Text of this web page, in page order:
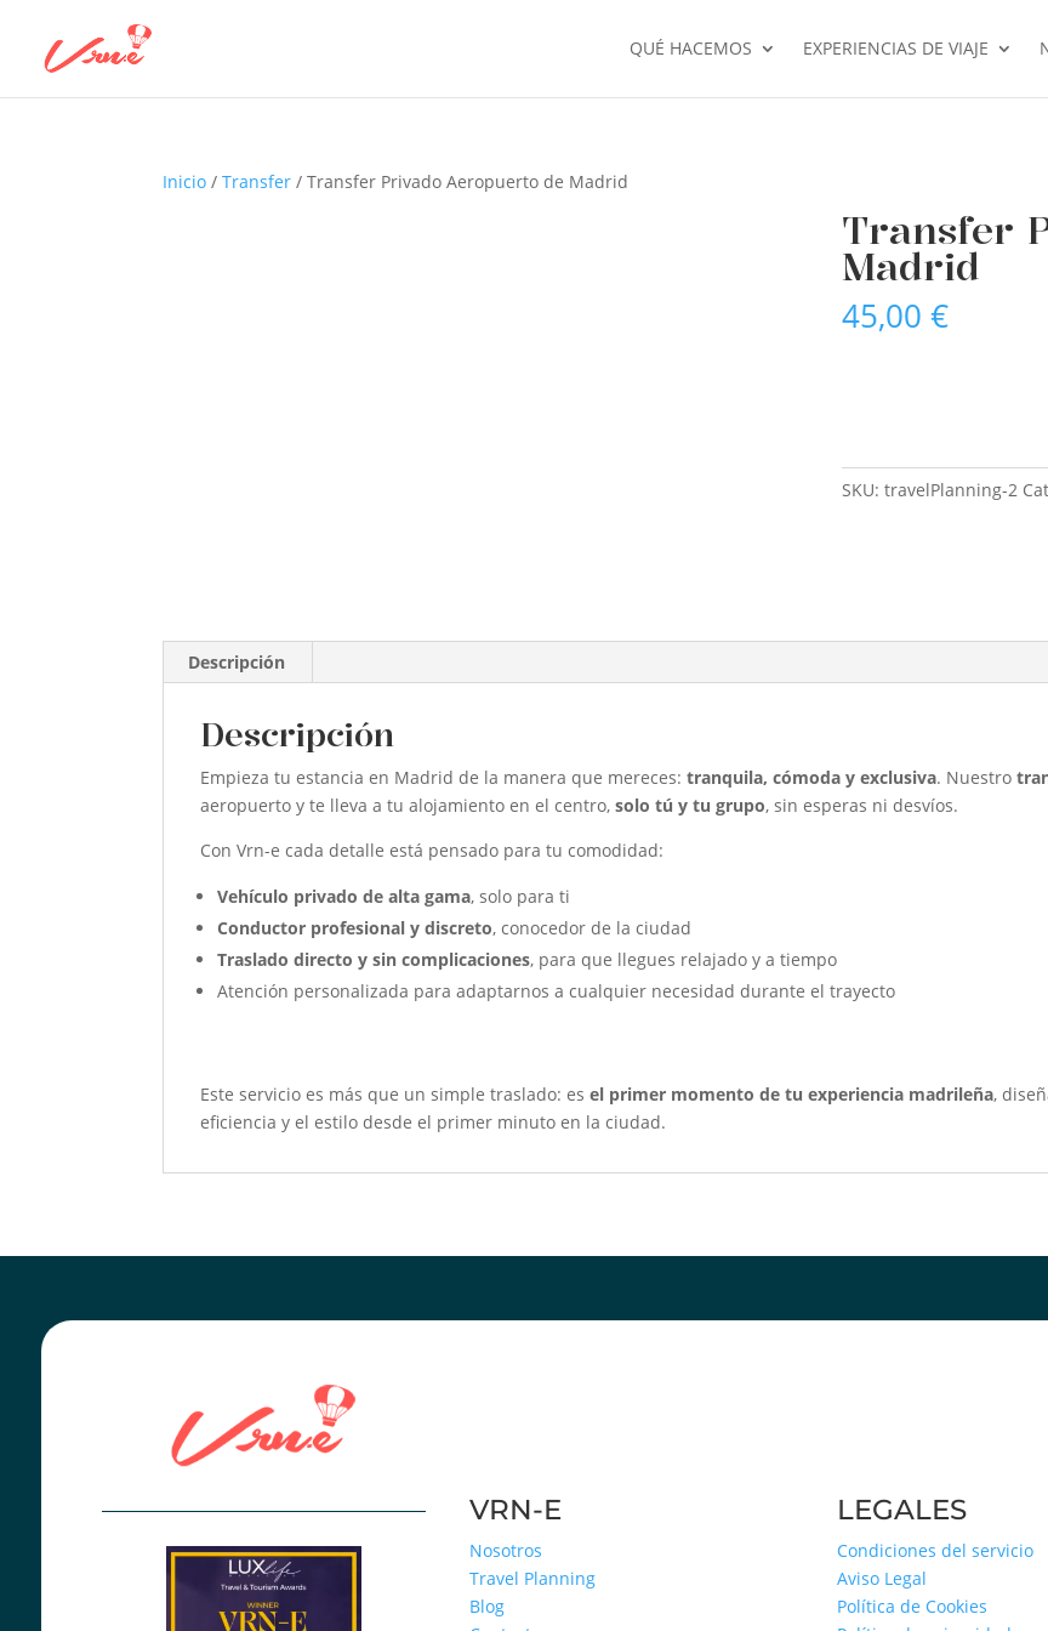
QUÉ HACEMOS EXPERIENCIAS DE VIAJE
Inicio /Transfer / Transfer Privado Aeropuerto de Madrid
Transfer
Madrid
45,00 €
Madrid
SKU: travelPlanning-2
Descripción
Descripción
Empieza tu estancia en Madrid de la manera que mereces:tranquila, cómoda y exclusiva. Nuestro
aeropuerto y te lleva a tu alojamiento en el centro,solo tú y tu grupo, sin esperas ni desvíos.
Con Vrn-e cada detalle está pensado para tu comodidad:
Vehículo privado de alta gama, solo para ti
Conductor profesional y discreto, conocedor de la ciudad
Traslado directo y sin complicaciones, para que llegues relajado y a tiempo
Atención personalizada para adaptarnos a cualquier necesidad durante el trayecto
Este servicio es más que un simple traslado: esel primer momento de tu experiencia madrileña,
eficiencia y el estilo desde el primer minuto en la ciudad.
VRN-E
Nosotros
Travel Planning
Blog
LEGALES
Condiciones del servicio
Aviso Legal
Política de Cookies